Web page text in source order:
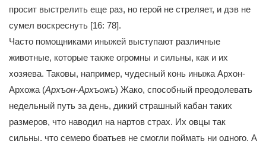
просит выстрелить еще раз, но герой не стреляет, и дэв не
сумел воскреснуть [16: 78].
Часто помощниками иныжей выступают различные
животные, которые также огромны и сильны, как и их
хозяева. Таковы, например, чудесный конь иныжа Архон-
Архожа (Архъон-Архъожъ) Жако, способный преодолевать
недельный путь за день, дикий страшный кабан таких
размеров, что наводил на нартов страх. Их овцы так
сильны, что семеро братьев не смогли поймать ни одного. А